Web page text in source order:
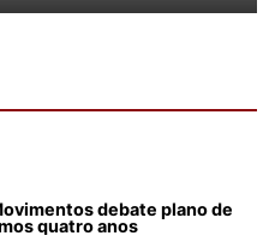
debate plano de
quatro anos